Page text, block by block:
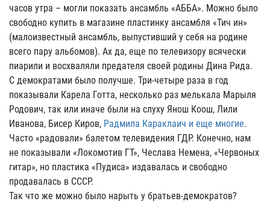
часов утра – могли показать ансамбль «АББА». Можно было
свободно купить в магазине пластинку ансамбля «Тич ин»
(малоизвестный ансамбль, выпустивший у себя на родине
всего пару альбомов). Ах да, еще по телевизору всячески
пиарили и восхваляли предателя своей родины Дина Рида.
С демократами было получше. Три-четыре раза в год
показывали Карела Готта, несколько раз мелькала Марыля
Родович, так или иначе были на слуху Янош Коош, Лили
Иванова, Бисер Киров, Радмила Караклаич и еще многие.
Часто «радовали» балетом телевидения ГДР. Конечно, нам
не показывали «Локомотив ГТ», Чеслава Немена, «Червоных
гитар», но пластика «Пудиса» издавалась и свободно
продавалась в СССР.
Так что же можно было нарыть у братьев-демократов?